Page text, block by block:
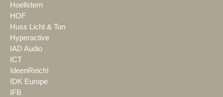
Hoellstern
HOF
Huss Licht & Ton
Hyperactive
IAD Audio
ICT
IdeenReich!
IDK Europe
IFB